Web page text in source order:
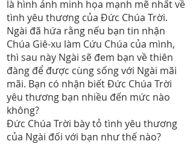
là hình ảnh minh họa mạnh mẽ nhất về
tình yêu thương của Đức Chúa Trời.
Ngài đã hứa rằng nếu bạn tin nhận
Chúa Giê-xu làm Cứu Chúa của mình,
thì sau này Ngài sẽ đem bạn về thiên
đàng để được cùng sống với Ngài mãi
mãi. Bạn có nhận biết Đức Chúa Trời
yêu thương bạn nhiều đến mức nào
không?
Đức Chúa Trời bày tỏ tình yêu thương
của Ngài đối với bạn như thế nào?